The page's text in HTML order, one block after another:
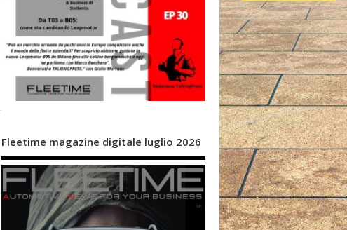
Fleetime magazine digitale luglio 2026